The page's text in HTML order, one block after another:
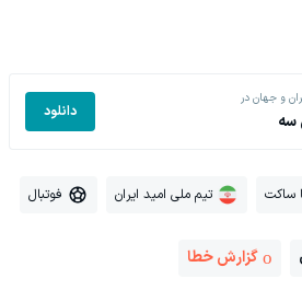
و جهان در
سه دانلود
ساکت تیم ملی امید ایران فوتبال
گزارش خطا